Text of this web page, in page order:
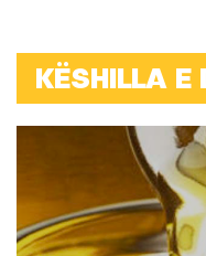
KËSHILLA E